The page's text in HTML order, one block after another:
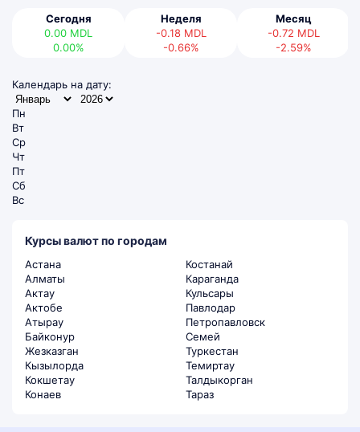
Сегодня
0.00 MDL
0.00%
Неделя
-0.18 MDL
-0.66%
Месяц
-0.72 MDL
-2.59%
Календарь на дату:
Пн
Вт
Ср
Чт
Пт
Сб
Вс
Курсы валют по городам
Астана
Алматы
Актау
Актобе
Атырау
Байконур
Жезказган
Кызылорда
Кокшетау
Конаев
Костанай
Караганда
Кульсары
Павлодар
Петропавловск
Семей
Туркестан
Темиртау
Талдыкорган
Тараз